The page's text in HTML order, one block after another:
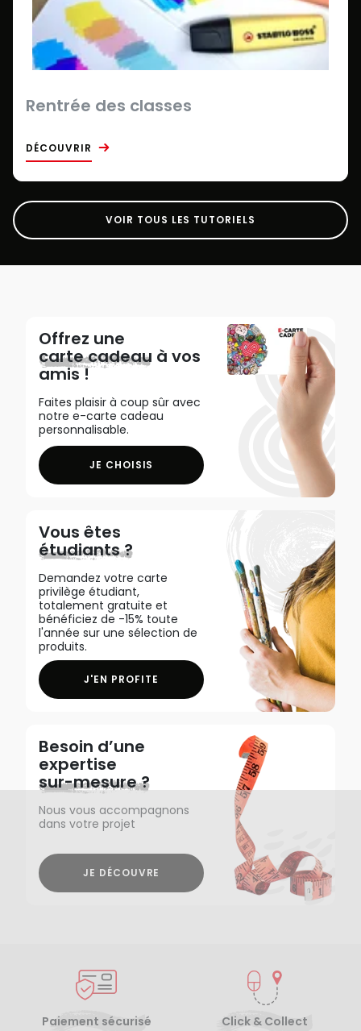
Rentrée des classes
DÉCOUVRIR
VOIR TOUS LES TUTORIELS
Offrez une
carte cadeau à vos
amis !
Faites plaisir à coup sûr avec
notre e-carte cadeau
personnalisable.
JE CHOISIS
Vous êtes
étudiants ?
Demandez votre carte
privilège étudiant,
totalement gratuite et
bénéficiez de -15% toute
l'année sur une sélection de
produits.
J'EN PROFITE
Besoin d’une
expertise
sur-mesure ?
Nous vous accompagnons
dans votre projet
JE DÉCOUVRE
Paiement sécurisé
Click & Collect